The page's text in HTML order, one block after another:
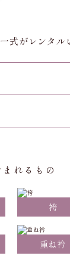
式がレンタル
れるもの
袴
重ね衿